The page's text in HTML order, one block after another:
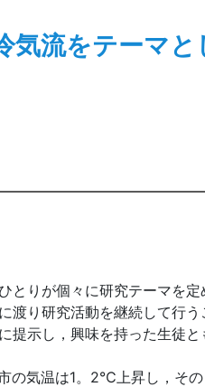
気流をテーマ
りが個々に研究テーマを定
り研究活動を継続して行
示し，興味を持った生徒
の気温は1。2℃上昇し，そ